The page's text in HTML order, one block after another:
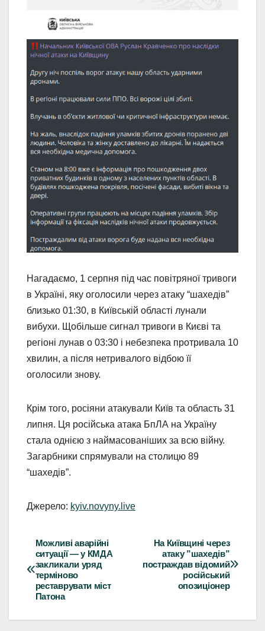
Нагадаємо, 1 серпня під час повітряної тривоги
в Україні, яку оголосили через атаку “шахедів”
близько 01:30, в Київській області лунали
вибухи. Щобільше сигнал тривоги в Києві та
регіоні лунав о 03:30 і небезпека протривала 10
хвилин, а після нетривалого відбою її
оголосили знову.
Крім того, росіяни атакували Київ та область 31
липня. Ця російська атака БпЛА на Україну
стала однією з наймасованіших за всю війну.
Загарбники спрямували на столицю 89
“шахедів”.
Джерело: kyiv.novyny.live
Навігація
записів
На Київщині через
атаку ”шахедів”
постраждав відомий
російський
опозиціонер
Можливі аварійні
ситуації — у КМДА
закликали уряд
терміново
реставрувати міст
Патона